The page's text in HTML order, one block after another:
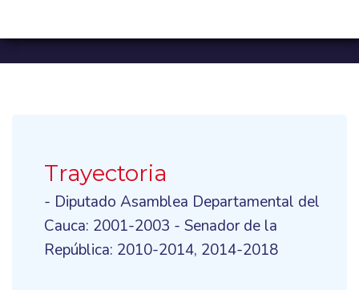
Trayectoria
- Diputado Asamblea Departamental del
Cauca: 2001-2003 - Senador de la
República: 2010-2014, 2014-2018